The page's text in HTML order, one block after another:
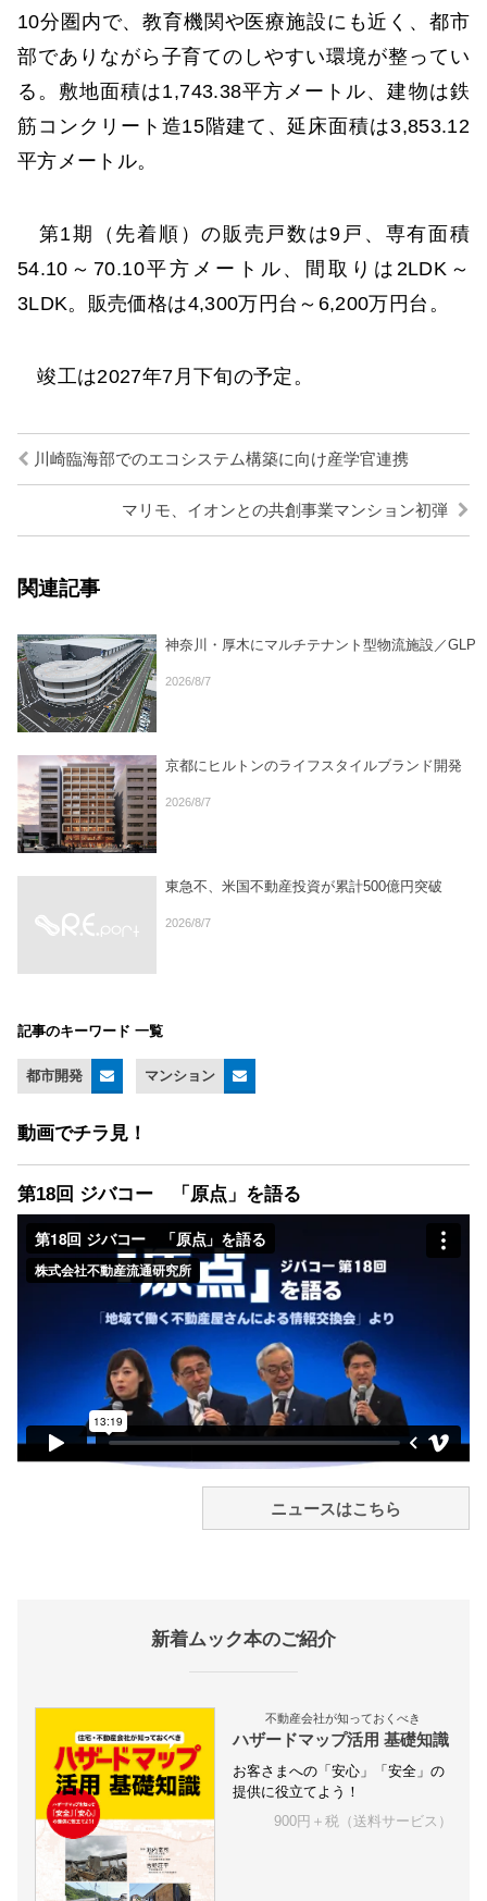
10分圏内で、教育機関や医療施設にも近く、都市
部でありながら子育てのしやすい環境が整ってい
る。敷地面積は1,743.38平方メートル、建物は鉄
筋コンクリート造15階建て、延床面積は3,853.12
平方メートル。
第1期（先着順）の販売戸数は9戸、専有面積
54.10～70.10平方メートル、間取りは2LDK～
3LDK。販売価格は4,300万円台～6,200万円台。
竣工は2027年7月下旬の予定。
川崎臨海部でのエコシステム構築に向け産学官連携
マリモ、イオンとの共創事業マンション初弾
関連記事
神奈川・厚木にマルチテナント型物流施設／GLP
2026/8/7
京都にヒルトンのライフスタイルブランド開発
2026/8/7
東急不、米国不動産投資が累計500億円突破
2026/8/7
記事のキーワード 一覧
都市開発 マンション
動画でチラ見！
第18回 ジバコー 「原点」を語る
ニュースはこちら
新着ムック本のご紹介
不動産会社が知っておくべき
ハザードマップ活用 基礎知識
お客さまへの「安心」「安全」の
提供に役立てよう！
900円＋税（送料サービス）